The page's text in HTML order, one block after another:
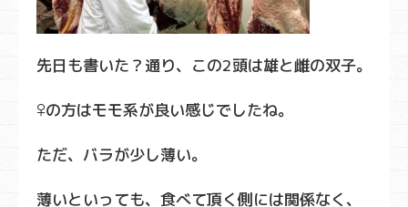
先日も書いた？通り、この2頭は雄と雌の双子。
♀の方はモモ系が良い感じでしたね。
ただ、バラが少し薄い。
薄いといっても、食べて頂く側には関係なく、